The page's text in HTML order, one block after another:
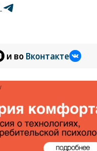
и во Вконтакте